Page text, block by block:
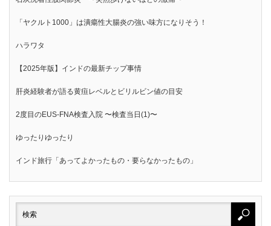
「ヤクルト1000」は潰瘍性大腸炎の強い味方になりそう！
ハラワタ
【2025年版】インドの最新チップ事情
肝炎経験者が語る黄疸レベルとビリルビン値の目安
2度目のEUS-FNA検査入院 〜検査当日(1)〜
ゆったりゆったり
インド旅行「あってよかったもの・要らなかったもの」